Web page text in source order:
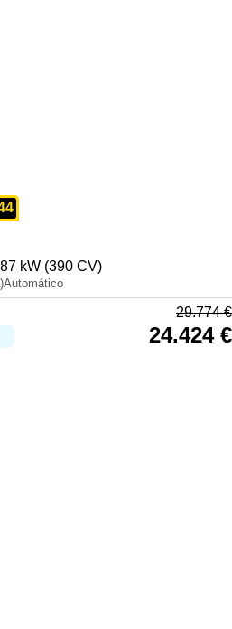
kW (390 CV)
Automático
29.774€
24.424 €